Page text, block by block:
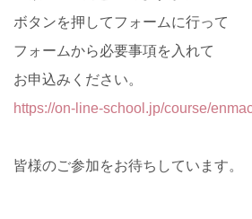
ボタンを押してフォームに行って
フォームから必要事項を入れて
お申込みください。
https://on-line-school.jp/course/
皆様のご参加をお待ちしています。